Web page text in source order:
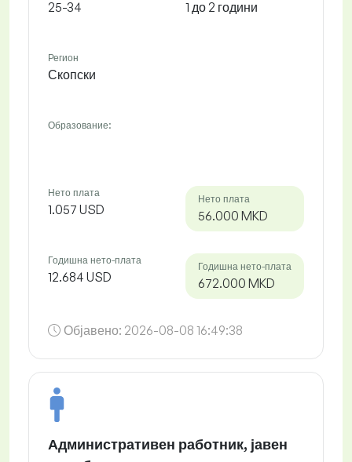
25-34 1 до 2 години
Регион
Скопски
Образование:
Нето плата
1.057 USD
Нето плата
56.000 MKD
Годишна нето-плата
12.684 USD
Годишна нето-плата
672.000 MKD
Објавено: 2026-08-08 16:49:38
Административен работник, јавен